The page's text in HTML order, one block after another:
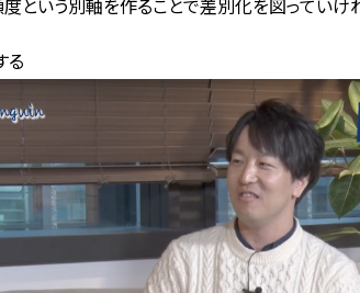
る